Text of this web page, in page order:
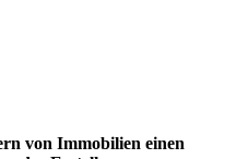
von Immobilien einen